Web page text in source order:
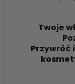
Twoje
Przywróć